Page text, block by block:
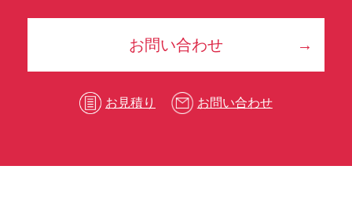
お問い合わせ
お見積り お問い合わせ